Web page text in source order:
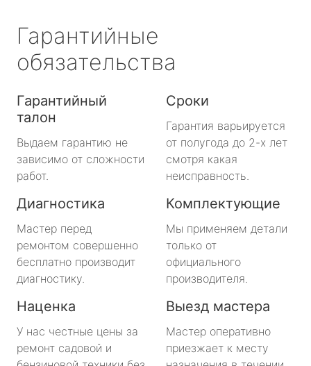
Гарантийные
обязательства
Гарантийный
талон
Выдаем гарантию не
зависимо от сложности
работ.
Сроки
Гарантия варьируется
от полугода до 2-х лет
смотря какая
неисправность.
Диагностика
Мастер перед
ремонтом совершенно
бесплатно производит
диагностику.
Комплектующие
Мы применяем детали
только от
официального
производителя.
Наценка
У нас честные цены за
ремонт садовой и
Выезд мастера
Мастер оперативно
приезжает к месту